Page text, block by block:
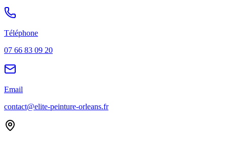
Téléphone
07 66 83 09 20
Email
contact@elite-peinture-orleans.fr